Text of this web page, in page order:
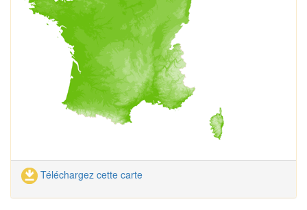
Téléchargez cette carte